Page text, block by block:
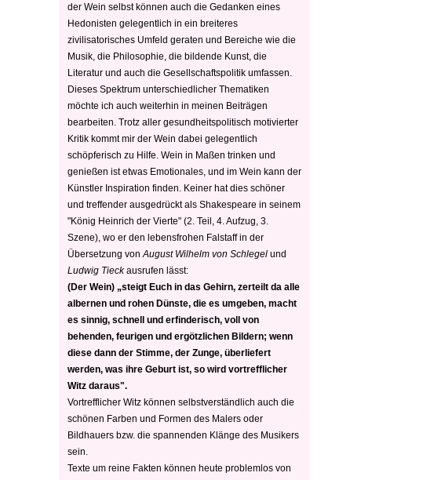
der Wein selbst können auch die Gedanken eines
Hedonisten gelegentlich in ein breiteres
zivilisatorisches Umfeld geraten und Bereiche wie die
Musik, die Philosophie, die bildende Kunst, die
Literatur und auch die Gesellschaftspolitik umfassen.
Dieses Spektrum unterschiedlicher Thematiken
möchte ich auch weiterhin in meinen Beiträgen
bearbeiten. Trotz aller gesundheitspolitisch motivierter
Kritik kommt mir der Wein dabei gelegentlich
schöpferisch zu Hilfe. Wein in Maßen trinken und
genießen ist etwas Emotionales, und im Wein kann der
Künstler Inspiration finden. Keiner hat dies schöner
und treffender ausgedrückt als Shakespeare in seinem
"König Heinrich der Vierte" (2. Teil, 4. Aufzug, 3.
Szene), wo er den lebensfrohen Falstaff in der
Übersetzung von August Wilhelm von Schlegel und
Ludwig Tieckausrufen lässt:
(Der Wein) „steigt Euch in das Gehirn, zerteilt da alle
albernen und rohen Dünste, die es umgeben, macht
es sinnig, schnell und erfinderisch, voll von
behenden, feurigen und ergötzlichen Bildern; wenn
diese dann der Stimme, der Zunge, überliefert
werden, was ihre Geburt ist, so wird vortrefflicher
Witz daraus".
Vortrefflicher Witz können selbstverständlich auch die
schönen Farben und Formen des Malers oder
Bildhauers bzw. die spannenden Klänge des Musikers
sein.
Texte um reine Fakten können heute problemlos von